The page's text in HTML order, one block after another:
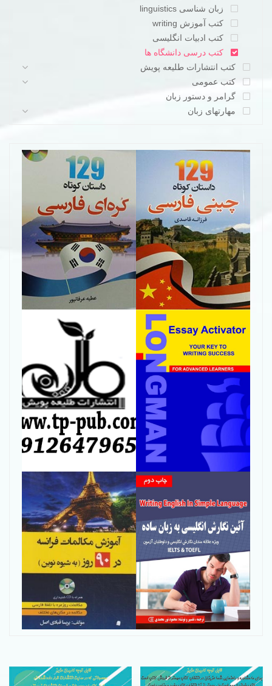
زبان شناسی linguistics
کتب آموزش writing
کتب ادبیات انگلیسی
کتب درسی دانشگاه ها
کتب انتشارات طلیعه پویش
کتب عمومی
گرامر و دستور زبان
مهارتهای زبان